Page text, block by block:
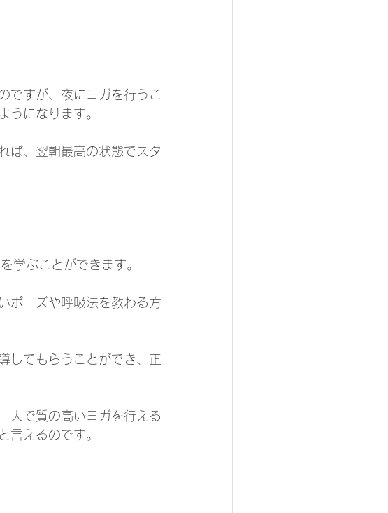
ですが、夜にヨガを行うこ
うになります。
ば、翌朝最高の状態でスタ
学ぶことができます。
ポーズや呼吸法を教わる方
してもらうことができ、正
人で質の高いヨガを行える
言えるのです。